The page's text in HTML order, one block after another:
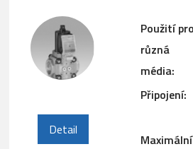
Detail
Použití pro
různá
média:
Připojení:
Maximální